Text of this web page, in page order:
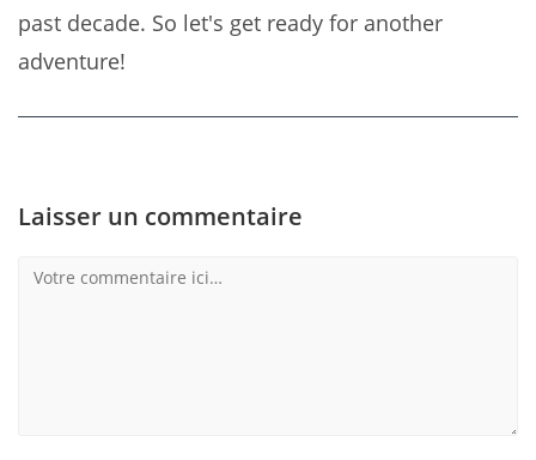
past decade. So let's get ready for another
adventure!
Laisser un commentaire
Comment